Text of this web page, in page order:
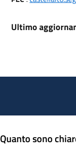
Ultimo
Quanto sono